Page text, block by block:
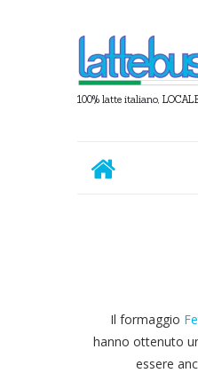
100% latte italiano,
Il formaggio
hanno ottenuto
essere